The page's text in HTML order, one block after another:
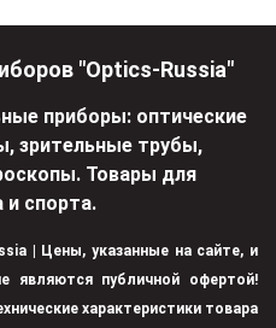
"Optics-Russia"
приборы: оптические
зрительные трубы,
Товары для
спорта.
| Цены, указанные на сайте, и
являются публичной офертой!
характеристики товара